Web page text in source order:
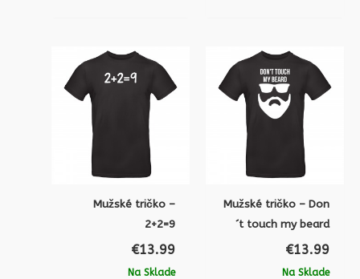
Mužské tričko –
2+2=9
€13.99
Na Sklade
Mužské tričko – Don
´t touch my beard
€13.99
Na Sklade